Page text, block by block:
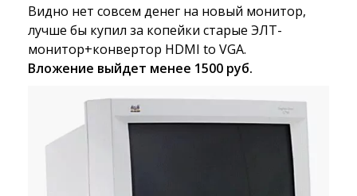
Видно нет совсем денег на новый монитор,
лучше бы купил за копейки старые ЭЛТ-
монитор+конвертор HDMI to VGA.
Вложение выйдет менее 1500 руб.